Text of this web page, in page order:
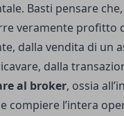
Basti pensare
veramente profitto
dalla vendita di un
dalla
al broker, ossia
compiere l’intera